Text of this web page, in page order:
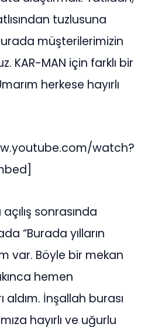
tuzlusuna
müşterilerimizin
KAR-MAN için farklı bir
herkese hayırlı
watch?
sonrasında
“Burada yılların
var. Böyle bir mekan
hemen
İnşallah burası
hayırlı ve uğurlu